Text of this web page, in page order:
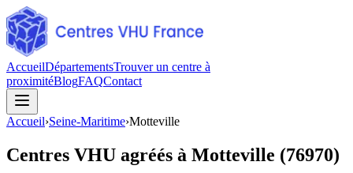
AccueilDépartementsTrouver un centre à
proximitéBlogFAQContact
Accueil›Seine-Maritime›Motteville
Centres VHU agréés à Motteville (76970)